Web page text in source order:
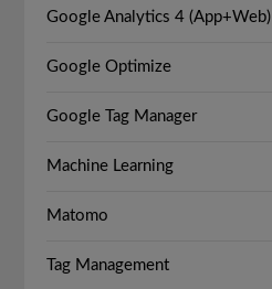
Google Analytics 4 (App+Web)
Google Optimize
Google Tag Manager
Machine Learning
Matomo
Tag Management